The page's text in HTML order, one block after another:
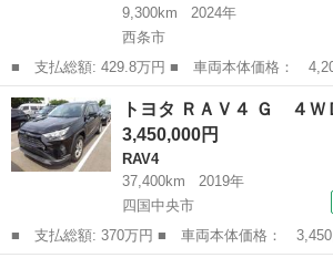
9,300km
2024年
西条市
■ 支払総額: 429.8万円 ■ 車両本体価格： 4,203,000 円 ■ メーカ
ー名： トヨタ ■ 車種名： ＲＡＶ４ ■ グレ
ッドＧ 禁煙 中期 １０．５インチＤＡ Ｄミ
セグ Ｂ...
愛媛 西条市 RAV4
トヨタ ＲＡＶ４ Ｇ ４Ｗ
3,450,000円
RAV4
37,400km
2019年
四国中央市
■ 支払総額: 370万円 ■ 車両本体価格： 3,450,000 円 ■ メーカー
名： トヨタ ■ 車種名： ＲＡＶ４ ■ グレ